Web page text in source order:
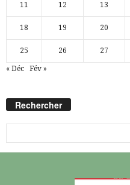
11 12 13
18 19 20
25 26 27
« Déc Fév »
Rechercher